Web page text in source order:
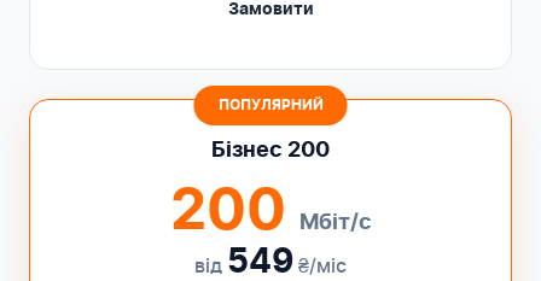
Замовити
ПОПУЛЯРНИЙ
Бізнес 200
200 Мбіт/с
від 549 ₴/міс